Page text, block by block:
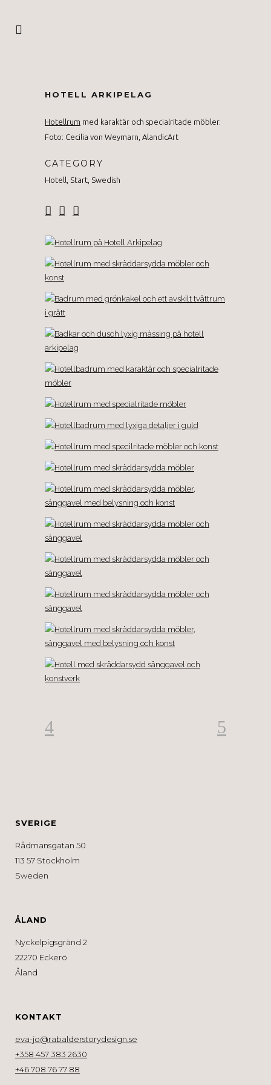
HOTELL ARKIPELAG
Hotellrum med karaktär och specialritade möbler.
Foto: Cecilia von Weymarn, AlandicArt
CATEGORY
Hotell, Start, Swedish
SVERIGE
Rådmansgatan 50
113 57 Stockholm
Sweden
ÅLAND
Nyckelpigsgränd 2
22270 Eckerö
Åland
KONTAKT
eva-jo@rabalderstorydesign.se
+358 457 383 2630
+46 708 76 77 88